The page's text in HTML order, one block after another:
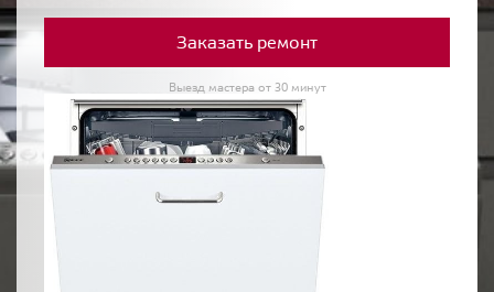
Заказать ремонт
Выезд мастера от 30 минут